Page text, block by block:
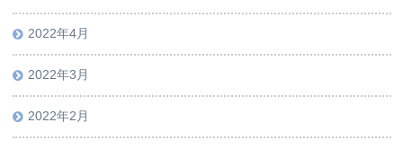
2022年4月
2022年3月
2022年2月